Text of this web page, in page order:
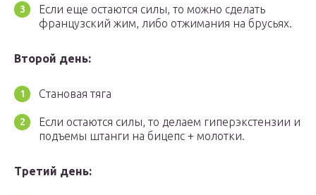
Если еще остаются силы, то можно сделать
французский жим, либо отжимания на брусьях.
Второй день:
Становая тяга
Если остаются силы, то делаем гиперэкстензии и
подъемы штанги на бицепс + молотки.
Третий день: